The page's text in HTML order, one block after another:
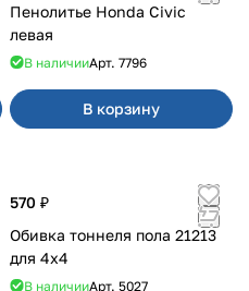
Пенолитье Honda Civic
левая
В наличииАрт. 7796
В корзину
570 ₽
Обивка тоннеля пола 21213
для 4x4
В наличииАрт. 5027